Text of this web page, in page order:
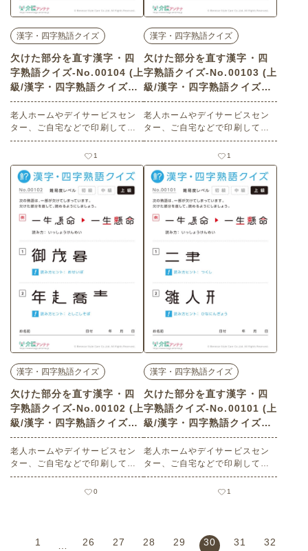
漢字・四字熟語クイズ
欠けた部分を直す漢字・四
字熟語クイズ-No.00104 (上
級/漢字・四字熟語クイズの
介護レク素材)
老人ホームやデイサービスセン
ター、ご自宅などで印刷してお
使いいただける無料の高齢者向
け介護レク素材（漢字・四字熟
語クイズ・上級）です。
1
漢字・四字熟語クイズ
欠けた部分を直す漢字・四
字熟語クイズ-No.00103 (上
級/漢字・四字熟語クイズの
介護レク素材)
老人ホームやデイサービスセン
ター、ご自宅などで印刷してお
使いいただける無料の高齢者向
け介護レク素材（漢字・四字熟
語クイズ・上級）です。
1
漢字・四字熟語クイズ
欠けた部分を直す漢字・四
字熟語クイズ-No.00102 (上
級/漢字・四字熟語クイズの
介護レク素材)
老人ホームやデイサービスセン
ター、ご自宅などで印刷してお
使いいただける無料の高齢者向
け介護レク素材（漢字・四字熟
0
漢字・四字熟語クイズ
欠けた部分を直す漢字・四
字熟語クイズ-No.00101 (上
級/漢字・四字熟語クイズの
介護レク素材)
老人ホームやデイサービスセン
ター、ご自宅などで印刷してお
使いいただける無料の高齢者向
け介護レク素材（漢字・四字熟
1
1 26 27 28 29 30 31
32